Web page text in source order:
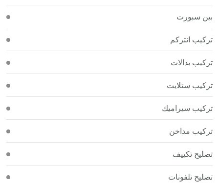
بين سبورت
تركيب انتركم
تركيب بدالات
تركيب ستلايت
تركيب سيراميك
تركيب مداخن
تصليح تكييف
تصليح تلفونات